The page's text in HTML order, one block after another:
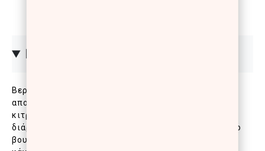
ΠΕΡΙΓΡΑΦΗ
Βερνίκι νυχιών με επαναστατική σύνθεση που
αποτρέπει το ξεφλούδισμα, προστατεύει από το
κιτρίνισμα, προσφέροντας απίστευτη λάμψη,
διάρκεια και πλούσιο χρώμα. Το ειδικά σχεδιασμένο
βουρτσάκι καλύπτει τέλεια με δύο κινήσεις